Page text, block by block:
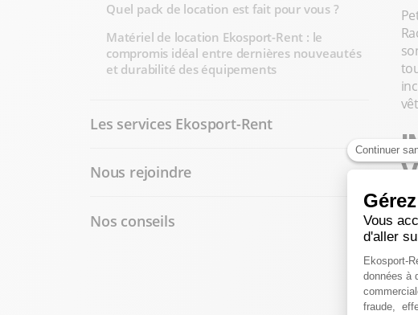
Quel pack de location est fait pour vous ?
Matériel de location Ekosport-Rent : le
compromis idéal entre dernières nouveautés
et durabilité des équipements
Les services Ekosport-Rent
Nous rejoindre
Nos conseils
la